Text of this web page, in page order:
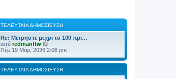
ΤΕΛΕΥΤΑΊΑ ΔΗΜΟΣΊΕΥΣΗ
Re: Μετρηστε μεχρι το 100 πρι…
από redmanftw
ρ
β
ο
Πέμ 19 Μαρ, 2026 2:06 pm
ΤΕΛΕΥΤΑΊΑ ΔΗΜΟΣΊΕΥΣΗ